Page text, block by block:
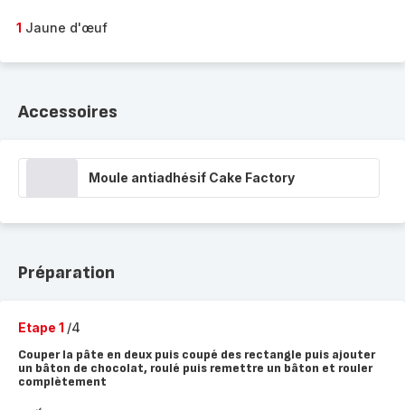
1 Jaune d'œuf
Accessoires
Moule antiadhésif Cake Factory
Préparation
Etape 1 /4
Couper la pâte en deux puis coupé des rectangle puis ajouter
un bâton de chocolat, roulé puis remettre un bâton et rouler
complètement